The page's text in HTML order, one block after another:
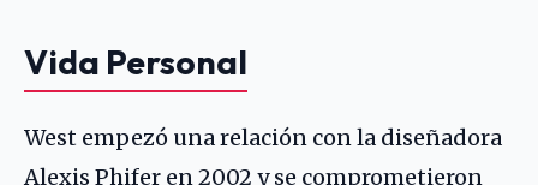
Vida Personal
West empezó una relación con la diseñadora
Alexis Phifer en 2002 y se comprometieron